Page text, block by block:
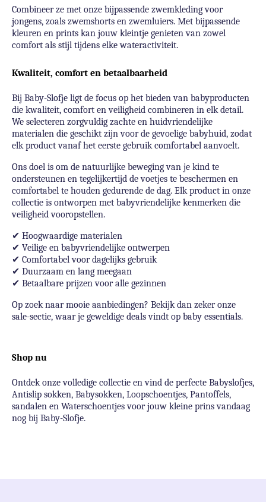
Combineer ze met onze bijpassende zwemkleding voor
jongens, zoals zwemshorts en zwemluiers. Met bijpassende
kleuren en prints kan jouw kleintje genieten van zowel
comfort als stijl tijdens elke wateractiviteit.
Kwaliteit, comfort en betaalbaarheid
Bij Baby-Slofje ligt de focus op het bieden van babyproducten
die kwaliteit, comfort en veiligheid combineren in elk detail.
We selecteren zorgvuldig zachte en huidvriendelijke
materialen die geschikt zijn voor de gevoelige babyhuid, zodat
elk product vanaf het eerste gebruik comfortabel aanvoelt.
Ons doel is om de natuurlijke beweging van je kind te
ondersteunen en tegelijkertijd de voetjes te beschermen en
comfortabel te houden gedurende de dag. Elk product in onze
collectie is ontworpen met babyvriendelijke kenmerken die
veiligheid vooropstellen.
✔ Hoogwaardige materialen
✔ Veilige en babyvriendelijke ontwerpen
✔ Comfortabel voor dagelijks gebruik
✔ Duurzaam en lang meegaan
✔ Betaalbare prijzen voor alle gezinnen
Op zoek naar mooie aanbiedingen? Bekijk dan zeker onze
sale-sectie, waar je geweldige deals vindt op baby essentials.
Shop nu
Ontdek onze volledige collectie en vind de perfecte Babyslofjes,
Antislip sokken, Babysokken, Loopschoentjes, Pantoffels,
sandalen en Waterschoentjes voor jouw kleine prins vandaag
nog bij Baby-Slofje.